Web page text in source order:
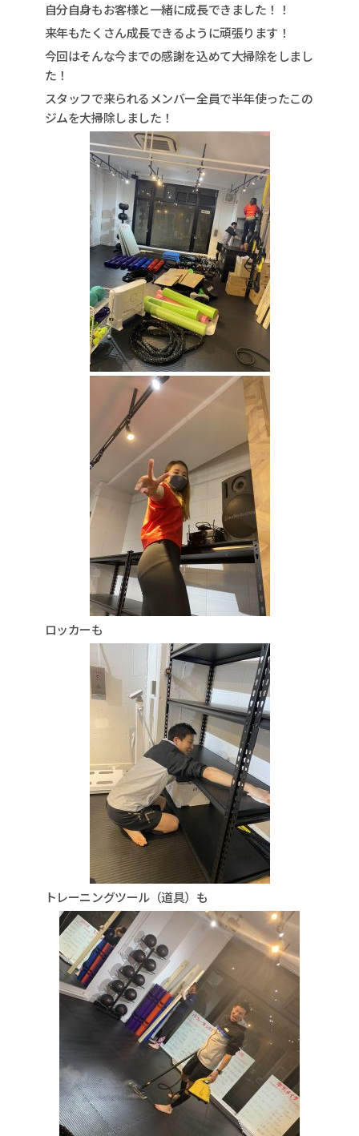
自分自身もお客様と一緒に成長できました！！
来年もたくさん成長できるように頑張ります！
今回はそんな今までの感謝を込めて大掃除をしまし
た！
スタッフで来られるメンバー全員で半年使ったこの
ジムを大掃除しました！
ロッカーも
トレーニングツール（道具）も